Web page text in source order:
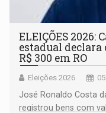
ELEIÇÕES 2026:
estadual declara
R$ 300 em RO
Eleições 2026
José Ronaldo Costa
registrou bens com